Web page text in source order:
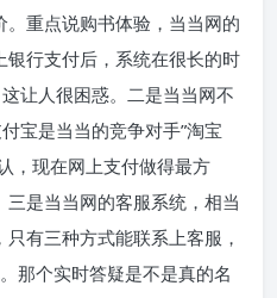
重点说购书体验，当当网的
行支付后，系统在很长的时
让人很困惑。二是当当网不
宝是当当的竞争对手”淘宝
，现在网上支付做得最方
是当当网的客服系统，相当
有三种方式能联系上客服，
那个实时答疑是不是真的名